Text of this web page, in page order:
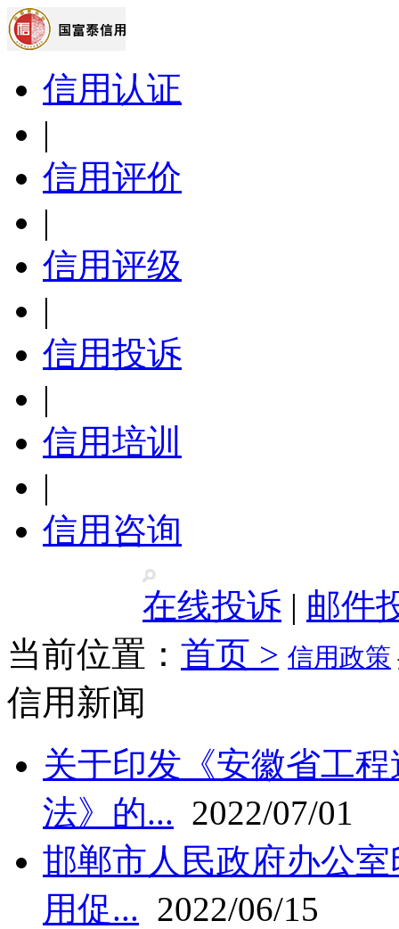
信用认证
|
信用评价
|
信用评级
|
信用投诉
|
信用培训
|
信用咨询
在线投诉 | 邮件
当前位置： 首页 > 信用政策
信用新闻
关于印发《安徽省工
法》的... 2022/07/01
邯郸市人民政府办公
用促... 2022/06/15